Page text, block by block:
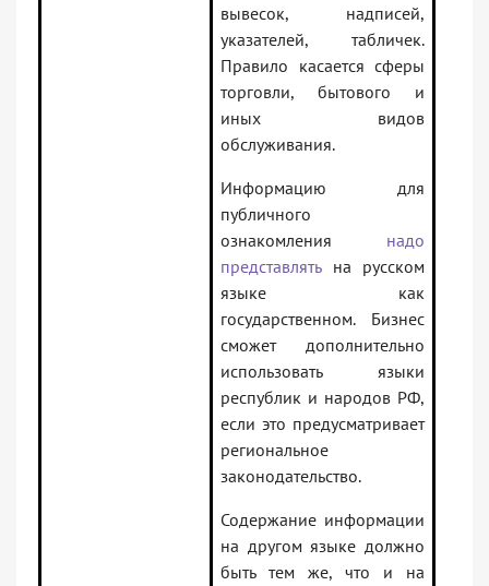
вывесок, надписей,
указателей, табличек.
Правило касается сферы
торговли, бытового и
иных видов
обслуживания.
Информацию для
публичного
ознакомления надо
представлятьна русском
языке как
государственном. Бизнес
сможет дополнительно
использовать языки
республик и народов РФ,
если это предусматривает
региональное
законодательство.
Содержание информации
на другом языке должно
быть тем же, что и на